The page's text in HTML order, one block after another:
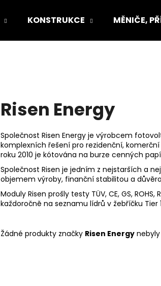
KONSTRUKCE MĚNIČE,
Risen Energy
Společnost Risen Energy je výrobcem
komplexních řešení pro rezidenční,
roku 2010 je kótována na burze cenných
Společnost Risen je jedním z nejstarších a
objemem výroby, finanční stabilitou a
Moduly Risen prošly testy TÜV, CE, GS,
každoročně na seznamu lídrů v žebříčku Tier
Žádné produkty značky Risen Energy nebyly
Doporučujeme
IMBUSOVÝ ŠROUB M8X20